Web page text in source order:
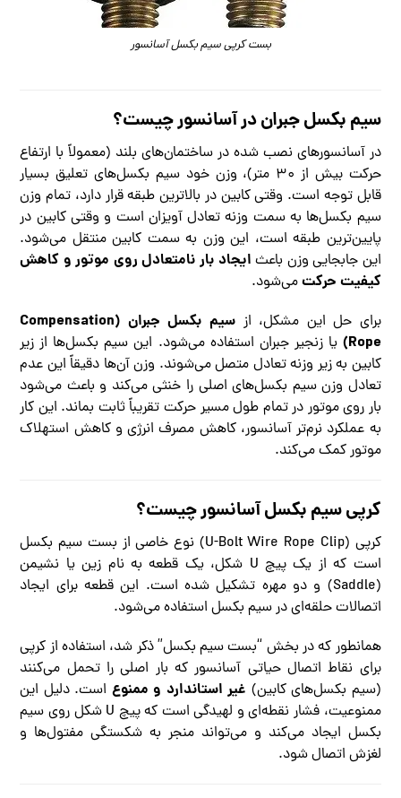
بست کرپی سیم بکسل آسانسور
سیم بکسل جبران در آسانسور چیست؟
در آسانسورهای نصب شده در ساختمان‌های بلند (معمولاً با ارتفاع
حرکت بیش از ۳۰ متر)، وزن خود سیم بکسل‌های تعلیق بسیار
قابل توجه است. وقتی کابین در بالاترین طبقه قرار دارد، تمام وزن
سیم بکسل‌ها به سمت وزنه تعادل آویزان است و وقتی کابین در
پایین‌ترین طبقه است، این وزن به سمت کابین منتقل می‌شود.
این جابجایی وزن باعث ایجاد بار نامتعادل روی موتور و کاهش
کیفیت حرکتمی‌شود.
برای حل این مشکل، از
سیم بکسل جبران (Compensation
Rope) یا زنجیر جبران استفاده می‌شود. این سیم بکسل‌ها از زیر
کابین به زیر وزنه تعادل متصل می‌شوند. وزن آن‌ها دقیقاً این عدم
تعادل وزن سیم بکسل‌های اصلی را خنثی می‌کند و باعث می‌شود
بار روی موتور در تمام طول مسیر حرکت تقریباً ثابت بماند. این کار
به عملکرد نرم‌تر آسانسور، کاهش مصرف انرژی و کاهش استهلاک
موتور کمک می‌کند.
کرپی سیم بکسل آسانسور چیست؟
کرپی (U-Bolt Wire Rope Clip) نوع خاصی از بست سیم بکسل
است که از یک پیچ U شکل، یک قطعه به نام زین یا نشیمن
(Saddle) و دو مهره تشکیل شده است. این قطعه برای ایجاد
اتصالات حلقه‌ای در سیم بکسل استفاده می‌شود.
همانطور که در بخش “بست سیم بکسل” ذکر شد، استفاده از کرپی
برای نقاط اتصال حیاتی آسانسور که بار اصلی را تحمل می‌کنند
(سیم بکسل‌های کابین) غیر استاندارد و ممنوع است. دلیل این
ممنوعیت، فشار نقطه‌ای و لهیدگی است که پیچ U شکل روی سیم
بکسل ایجاد می‌کند و می‌تواند منجر به شکستگی مفتول‌ها و
لغزش اتصال شود.